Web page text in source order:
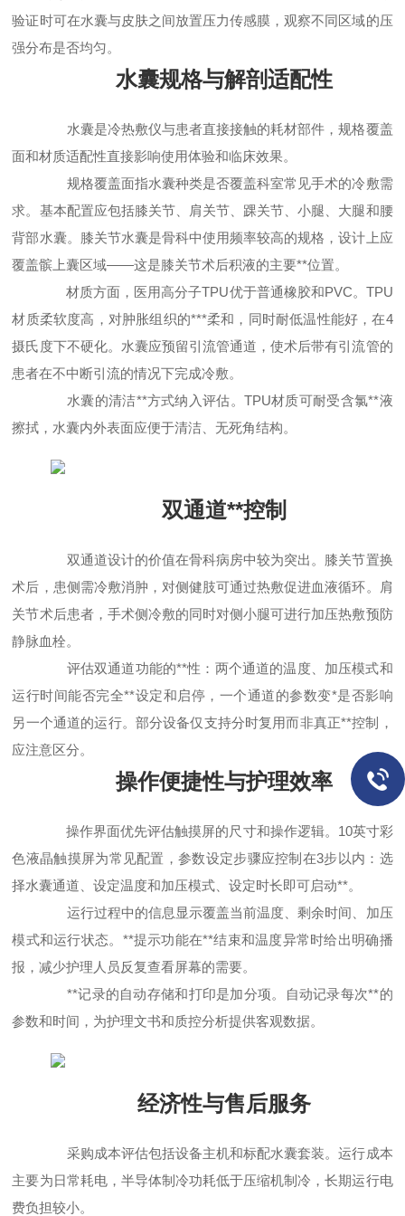
验证时可在水囊与皮肤之间放置压力传感膜，观察不同区域的压
强分布是否均匀。
水囊规格与解剖适配性
水囊是冷热敷仪与患者直接接触的耗材部件，规格覆盖
面和材质适配性直接影响使用体验和临床效果。
规格覆盖面指水囊种类是否覆盖科室常见手术的冷敷需
求。基本配置应包括膝关节、肩关节、踝关节、小腿、大腿和腰
背部水囊。膝关节水囊是骨科中使用频率较高的规格，设计上应
覆盖髌上囊区域——这是膝关节术后积液的主要**位置。
材质方面，医用高分子TPU优于普通橡胶和PVC。TPU
材质柔软度高，对肿胀组织的***柔和，同时耐低温性能好，在4
摄氏度下不硬化。水囊应预留引流管通道，使术后带有引流管的
患者在不中断引流的情况下完成冷敷。
水囊的清洁**方式纳入评估。TPU材质可耐受含氯**液
擦拭，水囊内外表面应便于清洁、无死角结构。
双通道**控制
双通道设计的价值在骨科病房中较为突出。膝关节置换
术后，患侧需冷敷消肿，对侧健肢可通过热敷促进血液循环。肩
关节术后患者，手术侧冷敷的同时对侧小腿可进行加压热敷预防
静脉血栓。
评估双通道功能的**性：两个通道的温度、加压模式和
运行时间能否完全**设定和启停，一个通道的参数变*是否影响
另一个通道的运行。部分设备仅支持分时复用而非真正**控制，
应注意区分。
操作便捷性与护理效率
操作界面优先评估触摸屏的尺寸和操作逻辑。10英寸彩
色液晶触摸屏为常见配置，参数设定步骤应控制在3步以内：选
择水囊通道、设定温度和加压模式、设定时长即可启动**。
运行过程中的信息显示覆盖当前温度、剩余时间、加压
模式和运行状态。**提示功能在**结束和温度异常时给出明确播
报，减少护理人员反复查看屏幕的需要。
**记录的自动存储和打印是加分项。自动记录每次**的
参数和时间，为护理文书和质控分析提供客观数据。
经济性与售后服务
采购成本评估包括设备主机和标配水囊套装。运行成本
主要为日常耗电，半导体制冷功耗低于压缩机制冷，长期运行电
费负担较小。